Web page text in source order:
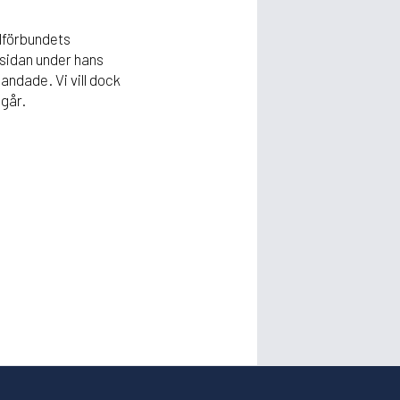
under hans
Vi vill dock